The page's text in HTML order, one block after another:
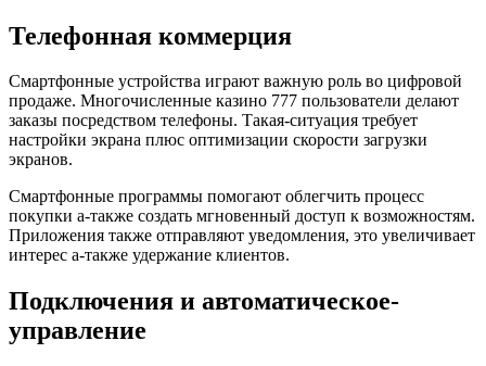
Телефонная коммерция
Смартфонные устройства играют важную роль во цифровой
продаже. Многочисленные казино 777 пользователи делают
заказы посредством телефоны. Такая-ситуация требует
настройки экрана плюс оптимизации скорости загрузки
экранов.
Смартфонные программы помогают облегчить процесс
покупки а-также создать мгновенный доступ к возможностям.
Приложения также отправляют уведомления, это увеличивает
интерес а-также удержание клиентов.
Подключения и автоматическое-
управление